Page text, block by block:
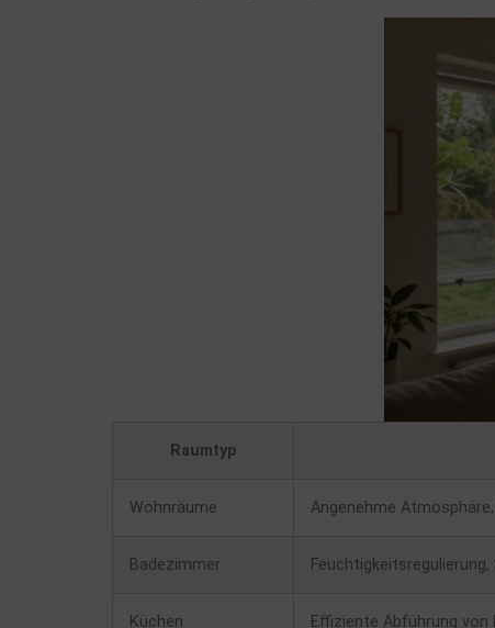
Raumtyp
Wohnräume Angenehme
Badezimmer
Küchen Effiziente Abführung von